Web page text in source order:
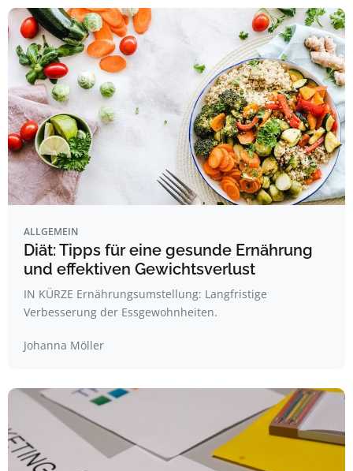
ALLGEMEIN
Diät: Tipps für eine gesunde Ernährung
und effektiven Gewichtsverlust
IN KÜRZE Ernährungsumstellung: Langfristige
Verbesserung der Essgewohnheiten.
Johanna Möller